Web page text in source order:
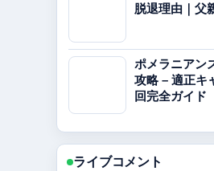
脱退理由｜父
ポメラニアン
攻略 – 適正キ
回完全ガイド
ライブコメント